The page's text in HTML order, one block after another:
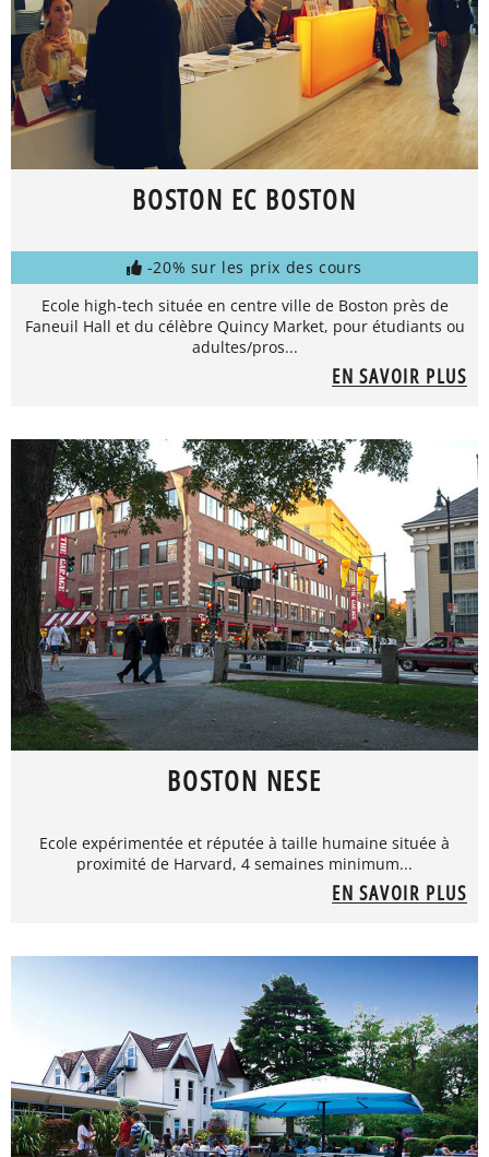
BOSTON EC BOSTON
-20% sur les prix des cours
Ecole high-tech située en centre ville de Boston près de
Faneuil Hall et du célèbre Quincy Market, pour étudiants ou
adultes/pros...
EN SAVOIR PLUS
BOSTON NESE
Ecole expérimentée et réputée à taille humaine située à
proximité de Harvard, 4 semaines minimum...
EN SAVOIR PLUS